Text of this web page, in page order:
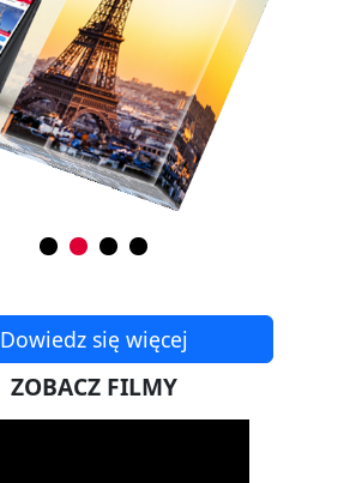
Dowiedz się więcej
ZOBACZ FILMY